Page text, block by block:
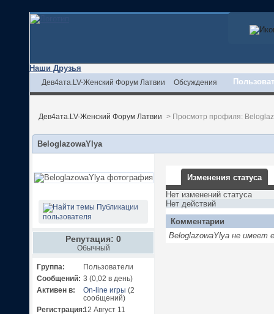
Наши Друзья
Дев4ата.LV-Женский Форум Латвии Обсуждения
Дев4ата.LV-Женский Форум Латвии > Просмотр профиля:
BeloglazowaYlya
Публикации
пользователя
Репутация: 0
Обычный
Группа:
Пользователи
Сообщений: 3 (0,02 в день)
Активен в:
On-line игры (2
сообщений)
Регистрация:12 Август 11
Изменения статуса
Нет изменений статуса
Нет действий
Комментарии
BeloglazowaYlya не имеет